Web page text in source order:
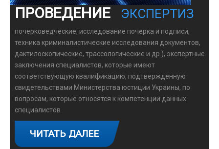
ПРОВЕДЕНИЕ ЭКСПЕРТИЗ
почерковедческие, исследование почерка и подписи,
техника криминалистические исследования документов,
дактилоскопические, трассологические и др.), экспертные
заключения специалистов, которые имеют
соответствующую квалификацию, подтвержденную
свидетельствами Министерства юстиции Украины, по
вопросам, которые относятся к компетенции данных
специалистов
ЧИТАТЬ ДАЛЕЕ